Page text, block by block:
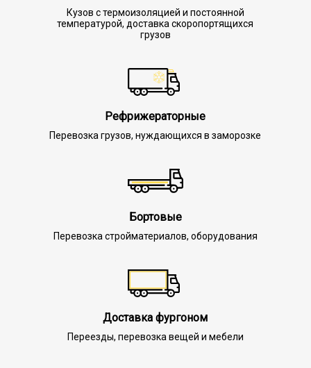
Кузов с термоизоляцией и постоянной
температурой, доставка скоропортящихся
грузов
Рефрижераторные
Перевозка грузов, нуждающихся в заморозке
Бортовые
Перевозка стройматериалов, оборудования
Доставка фургоном
Переезды, перевозка вещей и мебели